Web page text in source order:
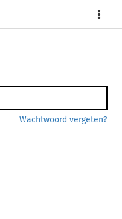
More
Wachtwoord vergeten?